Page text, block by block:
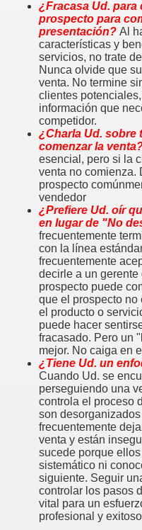
¿Fracasa Ud.
prospecto para
presentación? Al
características y
servicios, no trate
Nunca olvide que
venta. No termine
clientes
información que
competidor.
¿Charla Ud. sobre
comenzar la
esencial, pero si la
venta no comienza.
prospecto
vendedor
¿Prefiere Ud. oír
en lugar de "No
frecuentemente
con la línea
frecuentemente
decirle a un gerente
prospecto puede
que el prospecto
el producto o
puede hacer
fracasado. Pero un
mejor. No caiga en
¿Tiene Ud. un
Cuando Ud. se
perseguiendo una
controla el proceso
son
frecuentemente
venta y están
sucede porque
sistemático ni
siguiente. Seguir
controlar los pasos
vital para un
profesional y
vendedor
estar en la oficina y en
PROFESIONAL
el cliente pide
de Ventas
para un Vendedor
en ventas?
un cliente